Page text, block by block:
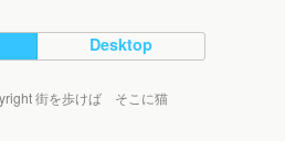
Desktop
街を歩けば そこに猫